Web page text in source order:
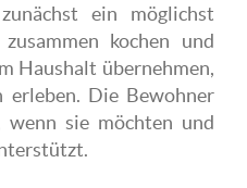
ein möglichst
kochen und
Haushalt übernehmen,
erleben. Die Bewohner
wenn sie möchten und